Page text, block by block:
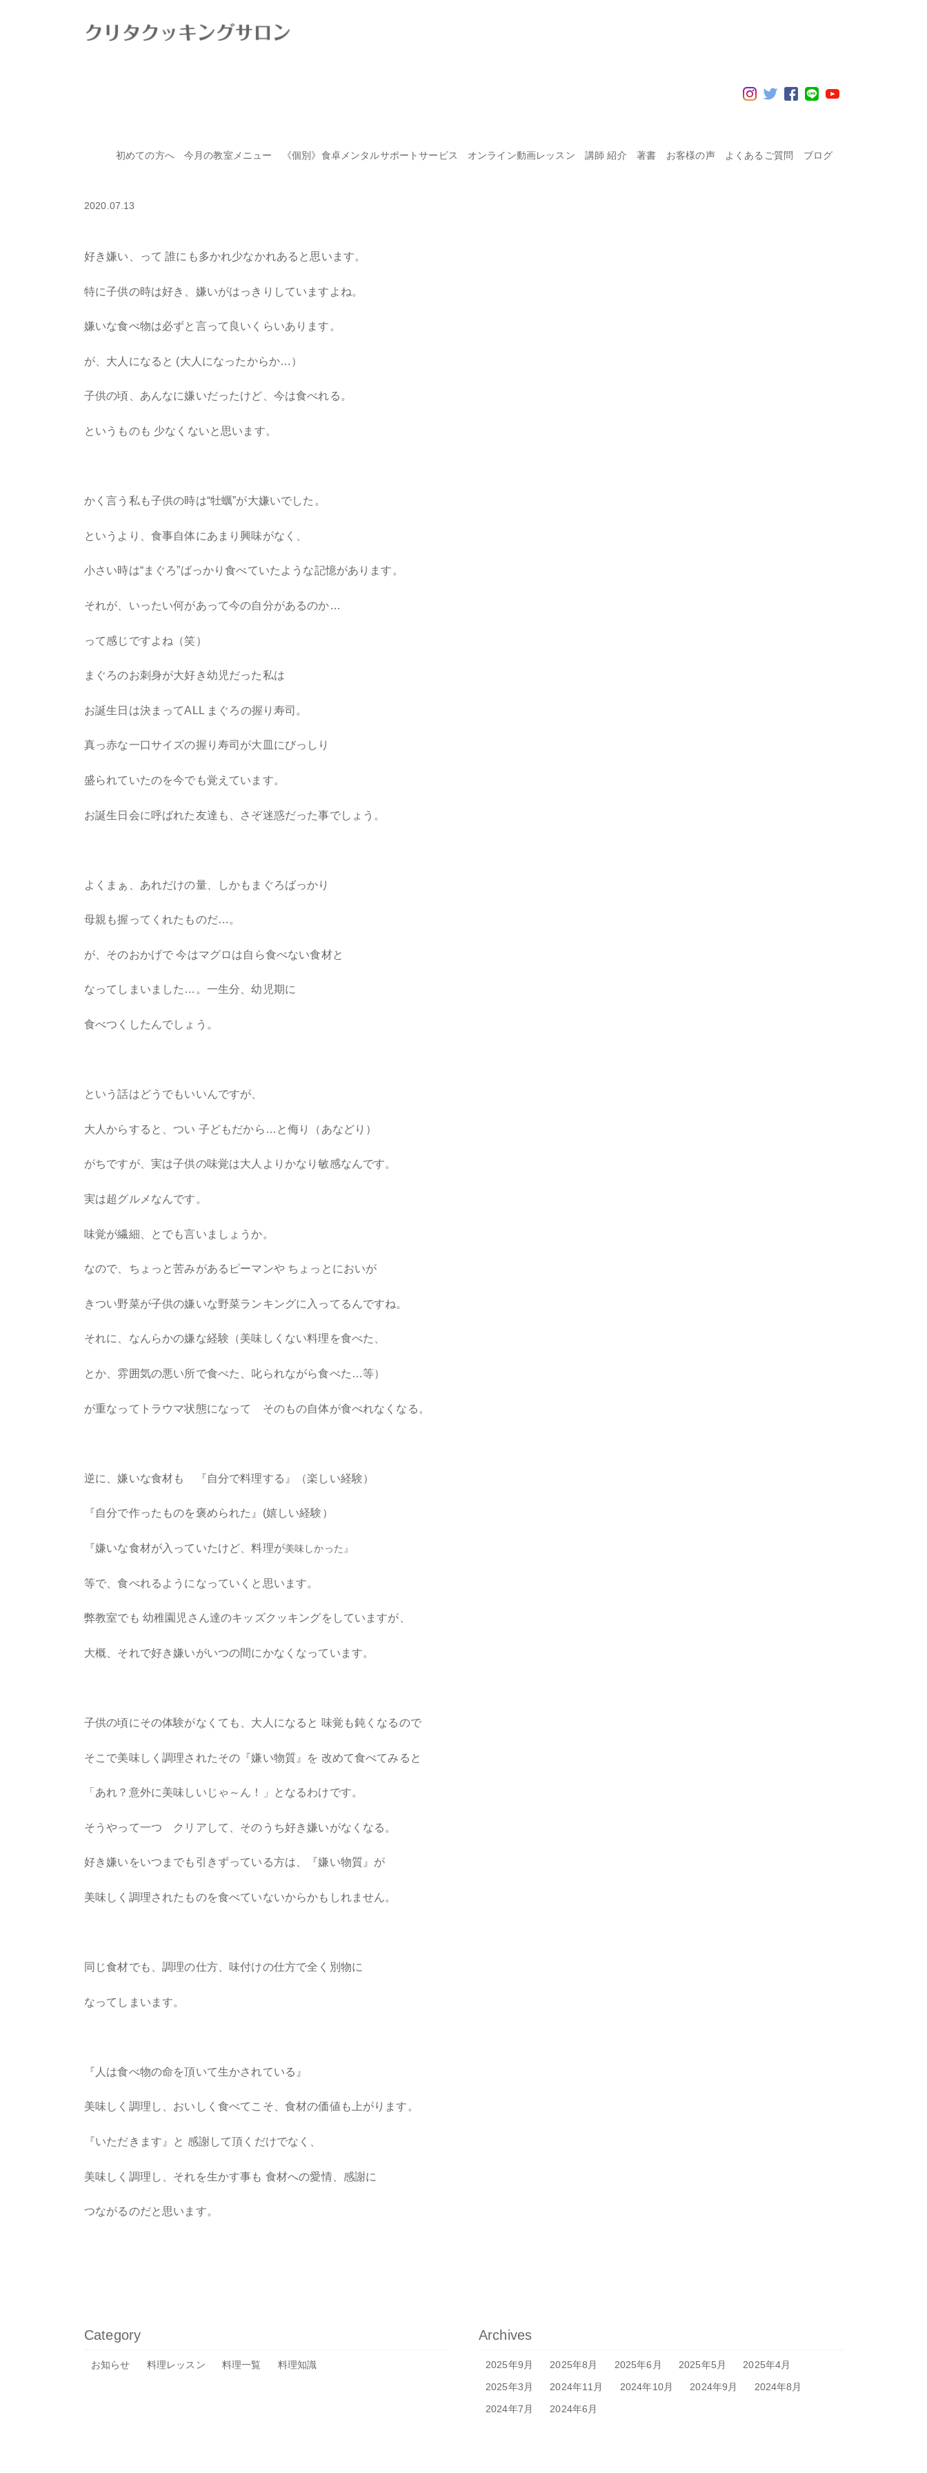
初めての方へ 今月の教室メニュー 《個別》食卓メンタルサポートサービス オンライン動画レッスン 講師 紹介 著書 お客様の声 よくあるご質問 ブログ
食べ物の好き嫌い
2020.07.13
好き嫌い、って 誰にも多かれ少なかれあると思います。
特に子供の時は好き、嫌いがはっきりしていますよね。
嫌いな食べ物は必ずと言って良いくらいあります。
が、大人になると (大人になったからか…）
子供の頃、あんなに嫌いだったけど、今は食べれる。
というものも 少なくないと思います。
かく言う私も子供の時は“牡蠣”が大嫌いでした。
というより、食事自体にあまり興味がなく、
小さい時は“まぐろ”ばっかり食べていたような記憶があります。
それが、いったい何があって今の自分があるのか…
って感じですよね（笑）
まぐろのお刺身が大好き幼児だった私は
お誕生日は決まってALL まぐろの握り寿司。
真っ赤な一口サイズの握り寿司が大皿にびっしり
盛られていたのを今でも覚えています。
お誕生日会に呼ばれた友達も、さぞ迷惑だった事でしょう。
よくまぁ、あれだけの量、しかもまぐろばっかり
母親も握ってくれたものだ…。
が、そのおかげで 今はマグロは自ら食べない食材と
なってしまいました…。一生分、幼児期に
食べつくしたんでしょう。
という話はどうでもいいんですが、
大人からすると、つい 子どもだから…と侮り（あなどり）
がちですが、実は子供の味覚は大人よりかなり敏感なんです。
実は超グルメなんです。
味覚が繊細、とでも言いましょうか。
なので、ちょっと苦みがあるピーマンや ちょっとにおいが
きつい野菜が子供の嫌いな野菜ランキングに入ってるんですね。
それに、なんらかの嫌な経験（美味しくない料理を食べた、
とか、雰囲気の悪い所で食べた、叱られながら食べた…等）
が重なってトラウマ状態になって そのもの自体が食べれなくなる。
逆に、嫌いな食材も 『自分で料理する』（楽しい経験）
『自分で作ったものを褒められた』(嬉しい経験）
『嫌いな食材が入っていたけど、料理が美味しかった 』
等で、食べれるようになっていくと思います。
弊教室でも 幼稚園児さん達のキッズクッキングをしていますが、
大概、それで好き嫌いがいつの間にかなくなっています。
子供の頃にその体験がなくても、大人になると 味覚も鈍くなるので
そこで美味しく調理されたその『嫌い物質』を 改めて食べてみると
「あれ？意外に美味しいじゃ～ん！」となるわけです。
そうやって一つゝクリアして、そのうち好き嫌いがなくなる。
好き嫌いをいつまでも引きずっている方は、『嫌い物質』が
美味しく調理されたものを食べていないからかもしれません。
同じ食材でも、調理の仕方、味付けの仕方で全く別物に
なってしまいます。
『人は食べ物の命を頂いて生かされている』
美味しく調理し、おいしく食べてこそ、食材の価値も上がります。
『いただきます』と 感謝して頂くだけでなく、
美味しく調理し、それを生かす事も 食材への愛情、感謝に
つながるのだと思います。
Category
お知らせ 料理レッスン 料理一覧 料理知識
Archives
2025年9月 2025年8月 2025年6月 2025年5月
2025年4月
2025年3月
2024年11月 2024年10月 2024年9月
2024年8月
2024年7月
2024年6月